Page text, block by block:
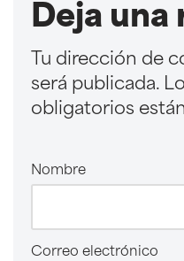
Deja una
Tu dirección de
será publicada.
obligatorios
Nombre
Correo electrónico